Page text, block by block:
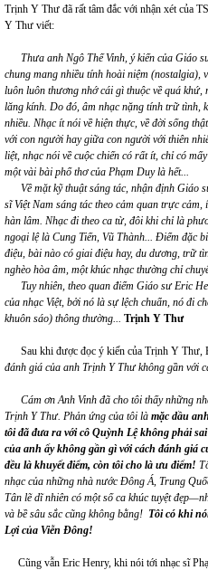
Trịnh Y Thư đã rất tâm đắc với nhận xét của
Y Thư viết:
Thưa anh Ngô Thế Vinh, ý kiến của Giáo
chung mang nhiều tính hoài niệm (nostalgia),
luôn luôn thương nhớ cái gì thuộc về quá
lăng kính. Do đó, âm nhạc nặng tính trữ tình,
nhiều. Nhạc ít nói về hiện thực, về đời sống
với con người hay giữa con người với thiên
liệt, nhạc nói về cuộc chiến có rất ít, chỉ có mấy
một vài bài phổ thơ của Phạm Duy là hết...
Về mặt kỹ thuật sáng tác, nhận định
sĩ Việt Nam sáng tác theo cảm quan trực
hàn lâm. Nhạc đi theo ca từ, đôi khi chỉ là phư
ngoại lệ là Cung Tiến, Vũ Thành... Điểm đặc
điệu, bài nào có giai điệu hay, du dương, trữ
nghèo hòa âm, một khúc nhạc thường chỉ
Tuy nhiên, theo quan điểm Giáo sư Eric
của nhạc Việt, bởi nó là sự lệch chuẩn, nó đi
khuôn sáo) thông thường... Trịnh Y Thư
Sau khi được đọc ý kiến của Trịnh Y Thư,
đánh giá của anh Trịnh Y Thưkhông gần với
Cám ơn Anh Vinh đã cho tôi thấy những
Trịnh Y Thư. Phản ứng của tôi là mặc dầu
tôi đã đưa ra với cô Quỳnh Lệ không phải
của anh ấykhông gần gì với cách đánh giá
đều là khuyết điểm, còn tôi cho là ưu điểm!
nhạc của những nhà nướcĐông Á, Trung
Tân lẽ dĩ nhiên có một số ca khúc tuyệt
và bề sâu sắc cũng không bằng! Tôi có khi
Lợi của Viễn Đông!
Cũng vẫn Eric Henry, khi nói tới nhạc sĩ